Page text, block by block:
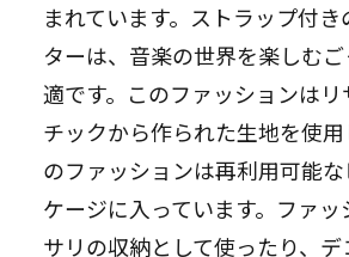
まれています。ストラップ付
ターは、音楽の世界を楽しむ
適です。このファッションはリ
チックから作られた生地を使用
のファッションは再利用可能
ケージに入っています。ファッ
サリの収納として使ったり、